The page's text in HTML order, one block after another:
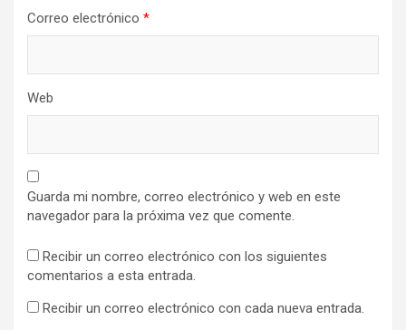
Correo electrónico *
Web
Guarda mi nombre, correo electrónico y web en este
navegador para la próxima vez que comente.
Recibir un correo electrónico con los siguientes
comentarios a esta entrada.
Recibir un correo electrónico con cada nueva entrada.